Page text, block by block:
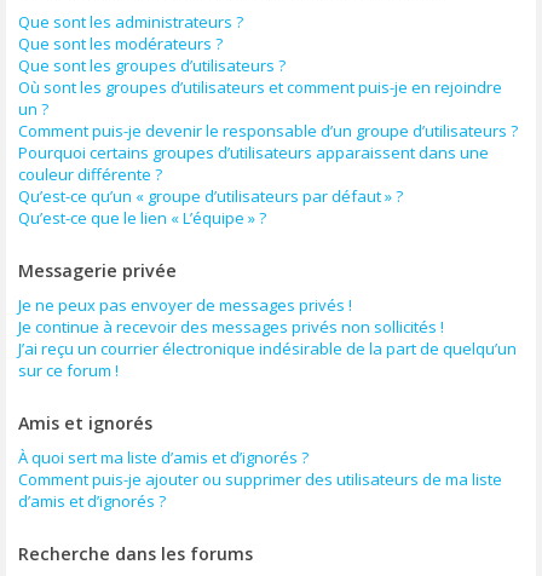
Que sont les administrateurs ?
Que sont les modérateurs ?
Que sont les groupes d’utilisateurs ?
Où sont les groupes d’utilisateurs et comment puis-je en rejoindre
un ?
Comment puis-je devenir le responsable d’un groupe d’utilisateurs ?
Pourquoi certains groupes d’utilisateurs apparaissent dans une
couleur différente ?
Qu’est-ce qu’un « groupe d’utilisateurs par défaut » ?
Qu’est-ce que le lien « L’équipe » ?
Messagerie privée
Je ne peux pas envoyer de messages privés !
Je continue à recevoir des messages privés non sollicités !
J’ai reçu un courrier électronique indésirable de la part de quelqu’un
sur ce forum !
Amis et ignorés
À quoi sert ma liste d’amis et d’ignorés ?
Comment puis-je ajouter ou supprimer des utilisateurs de ma liste
d’amis et d’ignorés ?
Recherche dans les forums